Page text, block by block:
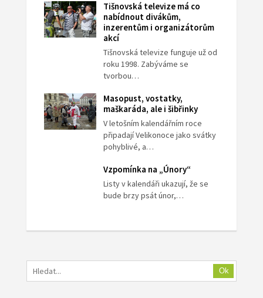
Tišnovská televize má co
nabídnout divákům,
inzerentům i organizátorům
akcí
Tišnovská televize funguje už od
roku 1998. Zabýváme se
tvorbou…
Masopust, vostatky,
maškaráda, ale i šibřinky
V letošním kalendářním roce
připadají Velikonoce jako svátky
pohyblivé, a…
Vzpomínka na „Únory“
Listy v kalendáři ukazují, že se
bude brzy psát únor,…
Ok